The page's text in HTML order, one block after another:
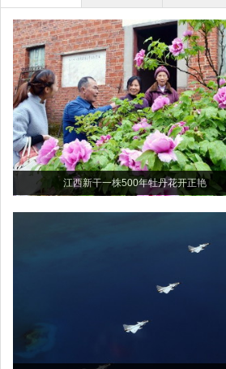
江西新干一株500年牡丹花开正艳